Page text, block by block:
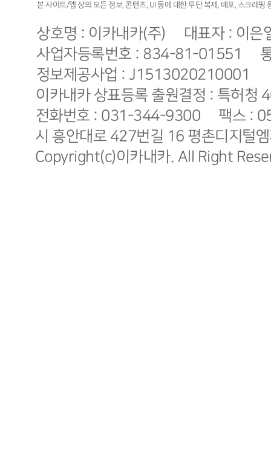
본 사이트/앱 상의 모든 정보, 콘텐츠, UI 등에 대한 무단 복제, 배포, 스크래핑
상호명 : 이카내카(주)
대표자 : 이은
사업자등록번호 : 834-81-01551
정보제공사업 : J1513020210001
이카내카 상표등록 출원결정 : 특허
전화번호 : 031-344-9300
팩스 :
시 흥안대로 427번길 16 평촌디지털
Copyright(c)이카내카. All Right